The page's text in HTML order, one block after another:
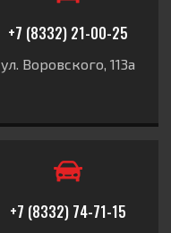
+7 (8332) 21-00-25
ул. Воровского, 113а
+7 (8332) 74-71-15